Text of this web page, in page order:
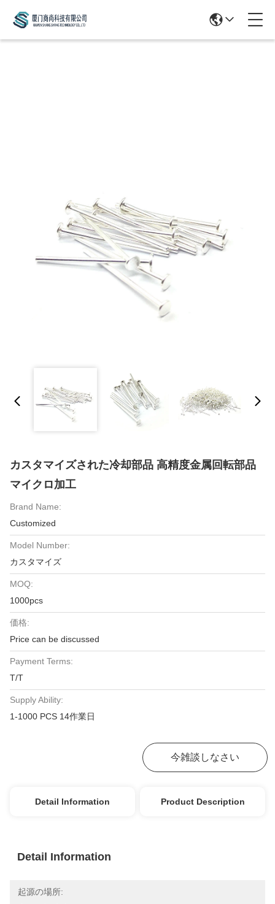
カスタマイズされた冷却部品 高精度金属回転部品
マイクロ加工
Brand Name:
Customized
Model Number:
カスタマイズ
MOQ:
1000pcs
価格:
Price can be discussed
Payment Terms:
T/T
Supply Ability:
1-1000 PCS 14作業日
今雑談しなさい
Detail Information Product Description
Detail Information
起源の場所: